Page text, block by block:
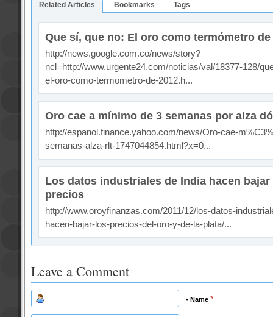
Related Articles Bookmarks Tags
Que sí, que no: El oro como termómetro de
http://news.google.com.co/news/story?
ncl=http://www.urgente24.com/noticias/val/18377-128/
el-oro-como-termometro-de-2012.h...
Oro cae a mínimo de 3 semanas por alza
http://espanol.finance.yahoo.com/news/Oro-cae-
semanas-alza-rlt-1747044854.html?x=0...
Los datos industriales de India hacen bajar
precios
http://www.oroyfinanzas.com/2011/12/los-datos-
hacen-bajar-los-precios-del-oro-y-de-la-plata/...
Leave a Comment
- Name *